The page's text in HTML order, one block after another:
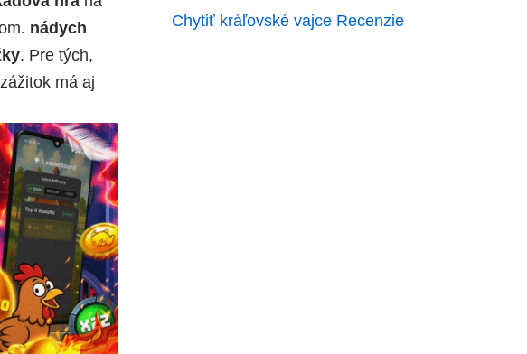
nádych
. Pre tých,
má aj
Chytiť kráľovské vajce Recenzie